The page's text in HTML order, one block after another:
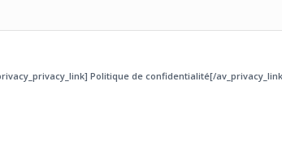
Politique de confidentialité[/